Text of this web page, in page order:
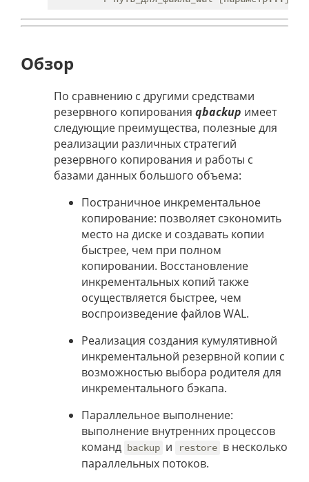
Обзор
По сравнению с другими средствами
резервного копирования qbackup имеет
следующие преимущества, полезные для
реализации различных стратегий
резервного копирования и работы с
базами данных большого объема:
Постраничное инкрементальное
копирование: позволяет сэкономить
место на диске и создавать копии
быстрее, чем при полном
копировании. Восстановление
инкрементальных копий также
осуществляется быстрее, чем
воспроизведение файлов WAL.
Реализация создания кумулятивной
инкрементальной резервной копии с
возможностью выбора родителя для
инкрементального бэкапа.
Параллельное выполнение:
выполнение внутренних процессов
команд backup и restore в несколько
параллельных потоков.